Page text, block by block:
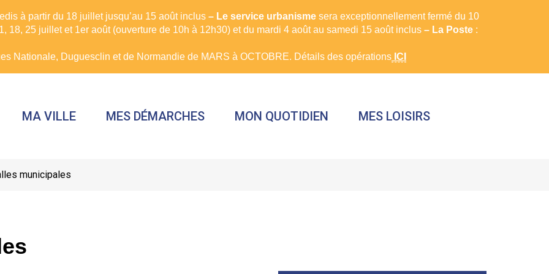
à partir du 18 juillet jusqu’au 15 août inclus – Le service urbanisme sera exceptionnellement fermé du 10
18, 25 juillet et 1er août (ouverture de 10h à 12h30) et du mardi 4 août au samedi 15 août inclus – La Poste :
Nationale, Duguesclin et de Normandie de MARS à OCTOBRE. Détails des opérations ICI
MA VILLE MES DÉMARCHES MON QUOTIDIEN MES LOISIRS
municipales